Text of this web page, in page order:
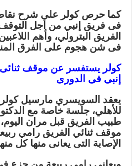
كما حرص كولر على شرح
فى فريق إنبي من أجل
الفريق البترولي، وأهم
فى شن هجوم على الفرق
كولر يستفسر عن موقف ثنائى
إنبى فى الدورى
يعقد السويسري مارسيل
للأهلي، جلسة خاصة مع
طبيب الفريق قبل مران اليوم،
موقف ثنائي الفريق رامي
الإصابة التى يعانى منها كل